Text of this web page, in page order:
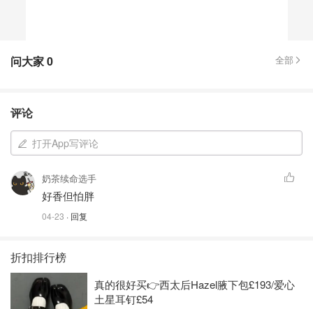
问大家0 全部
评论
打开App写评论
奶茶续命选手
好香但怕胖
04-23 · 回复
折扣排行榜
真的很好买👉西太后Hazel腋下包£193/爱心
土星耳钉£54